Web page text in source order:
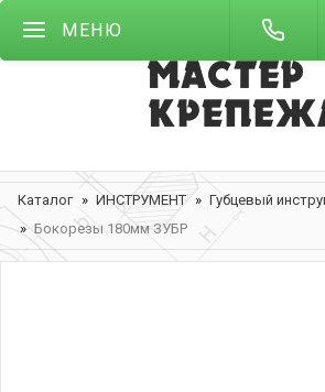
МЕНЮ
Каталог ИНСТРУМЕНТ Губцевый
Бокорезы 180мм ЗУБР